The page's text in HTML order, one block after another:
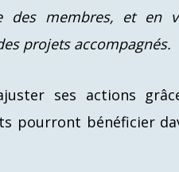
des membres, et en
projets accompagnés.
ses actions
pourront bénéficier